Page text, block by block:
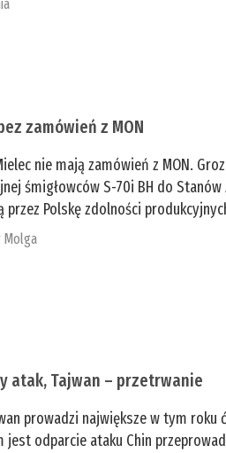
zamówień z MON
nie mają zamówień z MON.
śmigłowców S-70i BH do
przez Polskę zdolności
Molga
atak, Tajwan – przetrwanie
prowadzi największe w tym roku
jest odparcie ataku Chin